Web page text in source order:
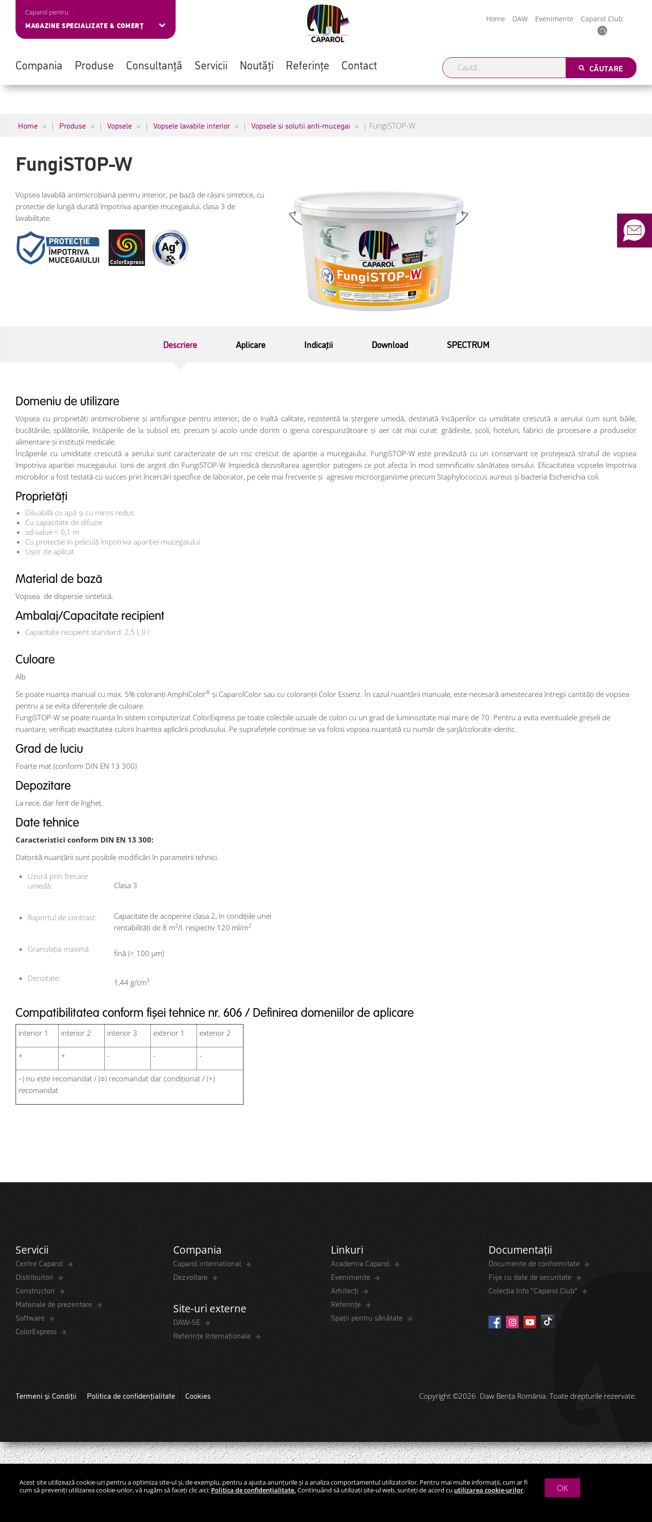
Skip
Caparol pentru
MAGAZINE SPECIALIZATE & COMERȚ
Home DAW Evenimente Caparol Club
Compania Produse Consultanță Servicii Noutăți Referințe Contact CĂUTARE
Navigation
Home | Produse | Vopsele | Vopsele lavabile interior | Vopsele si solutii anti-mucegai | FungiSTOP-W
FungiSTOP-W
Vopsea lavabilă antimicrobiană pentru interior, pe bază de rășini sintetice, cu
protecție de lungă durată împotriva apariției mucegaiului, clasa 3 de
lavabilitate.
Descriere Aplicare Indicaţii Download SPECTRUM
Domeniu de utilizare
Vopsea cu proprietăți antimicrobiene și antifungice pentru interior, de o înaltă calitate, rezistentă la ștergere umedă, destinată încăperilor cu umiditate crescută a aerului cum sunt băile,
bucătăriile, spălătoriile, încăperile de la subsol etc precum și acolo unde dorim o igiena corespunzătoare și aer cât mai curat: grădinițe, școli, hoteluri, fabrici de procesare a produselor
alimentare și instituții medicale.
Încăperile cu umiditate crescută a aerului sunt caracterizate de un risc crescut de apariție a mucegaiului. FungiSTOP-W este prevăzută cu un conservant ce protejează stratul de vopsea
împotriva apariției mucegaiului. Ionii de argint din FungiSTOP-W împiedică dezvoltarea agenților patogeni ce pot afecta în mod semnificativ sănătatea omului. Eficacitatea vopselei împotriva
microbilor a fost testată cu succes prin încercări specifice de laborator, pe cele mai frecvente și agresive microorganisme precum Staphylococcus aureus și bacteria Escherichia coli.
Proprietăți
Diluabilă cu apă şi cu miros redus
Cu capacitate de difuzie
sd-value < 0,1 m
Cu protecție în peliculă împotriva apariției mucegaiului
Ușor de aplicat
Material de bază
Vopsea de dispersie sintetică.
Ambalaj/Capacitate recipient
Capacitate recipient standard: 2,5 l, 9 l
Culoare
Alb
Se poate nuanța manual cu max. 5% coloranți AmphiColor® și CaparolColor sau cu coloranții Color Essenz. În cazul nuanțării manuale, este necesară amestecarea întregii cantităţi de vopsea
pentru a se evita diferențele de culoare.
FungiSTOP-W se poate nuanța în sistem computerizat ColorExpress pe toate colecțiile uzuale de culori cu un grad de luminozitate mai mare de 70. Pentru a evita eventualele greşeli de
nuanţare, verificaţi exactitatea culorii înaintea aplicării produsului. Pe suprafețele continue se va folosi vopsea nuanțată cu număr de şarjă/colorate identic.
Grad de luciu
Foarte mat (conform DIN EN 13 300)
Depozitare
La rece, dar ferit de îngheț.
Date tehnice
Caracteristici conform DIN EN 13 300:
Datorită nuanţării sunt posibile modificări în parametrii tehnici.
Uzură prin frecare
umedă:
Clasa 3
Raportul de contrast:
Capacitate de acoperire clasa 2, în condiţiile unei
rentabilităţi de 8 m2/l. respectiv 120 ml/m2
Granulaţia maximă fină (< 100 μm)
Densitate: 1,44 g/cm3
Compatibilitatea conform fișei tehnice nr. 606 / Definirea domeniilor de aplicare
interior 1 interior 2 interior 3 exterior 1 exterior 2
+ + - - -
–) nu este recomandat / (○) recomandat dar condiționat / (+)
recomandat
Servicii
Centre Caparol
Distribuitori
Constructori
Materiale de prezentare
Software
ColorExpress
Compania
Caparol international
Dezvoltare
Site-uri externe
DAW-SE
Referințe Internaționale
Linkuri
Academia Caparol
Evenimente
Arhitecți
Referințe
Spaţii pentru sănătate
Documentații
Documente de conformitate
Fișe cu date de securitate
Colecția Info "Caparol Club"
Termeni și Condiții Politica de confidențialitate Cookies Copyright ©2026 Daw Benţa România. Toate drepturile rezervate.
THE POWER OF SURFACE.
Acest site utilizează cookie-uri pentru a optimiza site-ul și, de exemplu, pentru a ajusta anunțurile și a analiza comportamentul utilizatorilor. Pentru mai multe informații, cum ar fi
cum să preveniți utilizarea cookie-urilor, vă rugăm să faceți clic aici: Politica de confidențialitate. Continuând să utilizați site-ul web, sunteți de acord cu utilizarea cookie-urilor. OK